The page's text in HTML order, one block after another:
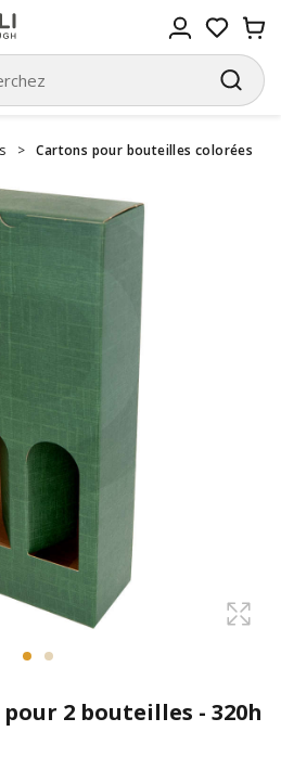
> Cartons pour bouteilles colorées
2 bouteilles - 320h